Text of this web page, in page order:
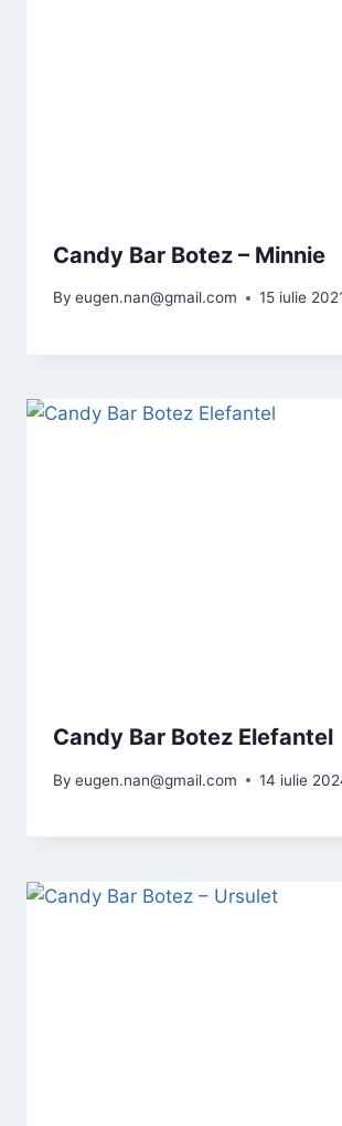
Candy Bar Botez – Minnie
By eugen.nan@gmail.com 15 iulie
Candy Bar Botez Elefantel
By eugen.nan@gmail.com 14 iulie